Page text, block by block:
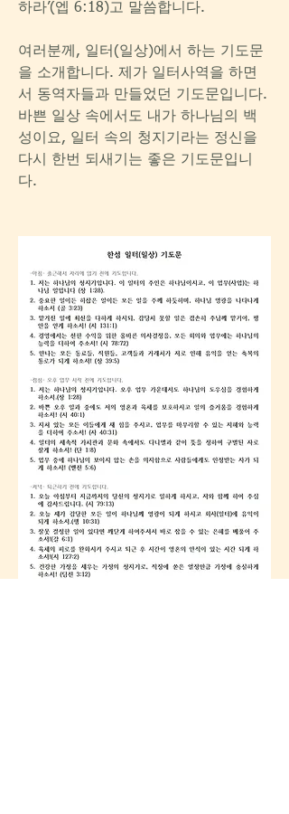
하라’(엡 6:18)고 말씀합니다.
여러분께, 일터(일상)에서 하는 기도문
을 소개합니다. 제가 일터사역을 하면
서 동역자들과 만들었던 기도문입니다.
바쁜 일상 속에서도 내가 하나님의 백
성이요, 일터 속의 청지기라는 정신을
다시 한번 되새기는 좋은 기도문입니
다.